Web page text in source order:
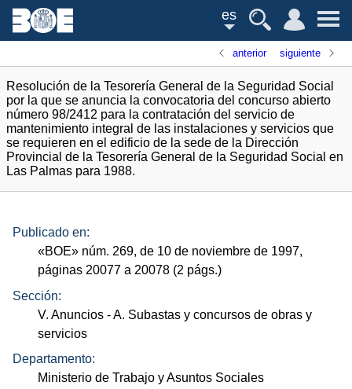
es
anterior siguiente
Resolución de la Tesorería General de la Seguridad Social
por la que se anuncia la convocatoria del concurso abierto
número 98/2412 para la contratación del servicio de
mantenimiento integral de las instalaciones y servicios que
se requieren en el edificio de la sede de la Dirección
Provincial de la Tesorería General de la Seguridad Social en
Las Palmas para 1988.
Publicado en:
«BOE» núm. 269, de 10 de noviembre de 1997,
páginas 20077 a 20078 (2 págs.)
Sección:
V. Anuncios - A. Subastas y concursos de obras y
servicios
Departamento:
Ministerio de Trabajo y Asuntos Sociales